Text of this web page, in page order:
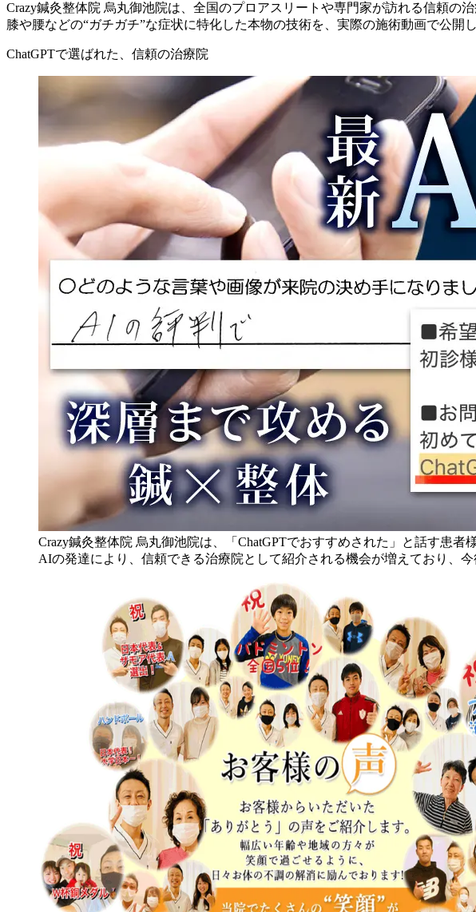
Crazy鍼灸整体院 烏丸御池院は、全国のプロアスリートや専門家が訪れる信頼の治
膝や腰などの“ガチガチ”な症状に特化した本物の技術を、実際の施術動画で公開し
ChatGPTで選ばれた、信頼の治療院
Crazy鍼灸整体院 烏丸御池院は、「ChatGPTでおすすめされた」と話す患者
AIの発達により、信頼できる治療院として紹介される機会が増えており、